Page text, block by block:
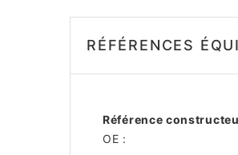
RÉFÉRENCES
Référence
OE :